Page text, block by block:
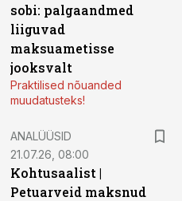
sobi: palgaandmed
liiguvad
maksuametisse
jooksvalt
Praktilised nõuanded
muudatusteks!
ANALÜÜSID
21.07.26, 08:00
Kohtusaalist |
Petuarveid maksnud